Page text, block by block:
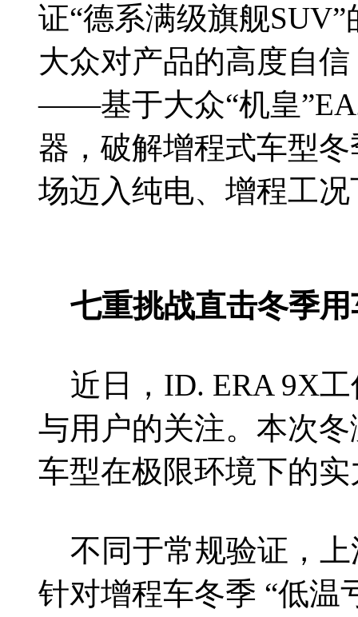
证“德系满级旗舰
大众对产品的高度自
——基于大众“机皇
器，破解增程式车型
场迈入纯电、增程工
七重挑战直击冬季
近日，ID. ERA 9X工
与用户的关注。本次
车型在极限环境下的
不同于常规验证，上
针对增程车冬季 “低温